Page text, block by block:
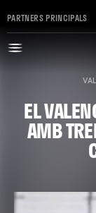
PARTNERS PRINCIPALS
EL
AMB